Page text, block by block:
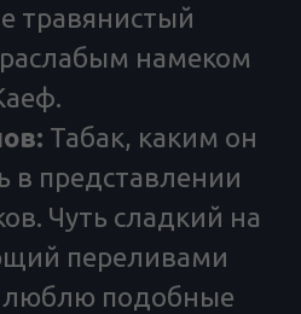
травянистый
намеком
Табак, каким он
в представлении
Чуть сладкий на
переливами
люблю подобные